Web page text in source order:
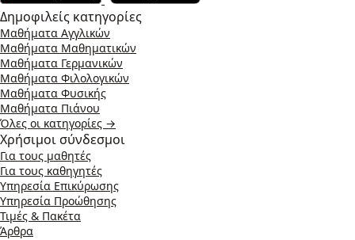
Δημοφιλείς κατηγορίες
Μαθήματα Αγγλικών
Μαθήματα Μαθηματικών
Μαθήματα Γερμανικών
Μαθήματα Φιλολογικών
Μαθήματα Φυσικής
Μαθήματα Πιάνου
Όλες οι κατηγορίες →
Χρήσιμοι σύνδεσμοι
Για τους μαθητές
Για τους καθηγητές
Υπηρεσία Επικύρωσης
Υπηρεσία Προώθησης
Τιμές & Πακέτα
Άρθρα